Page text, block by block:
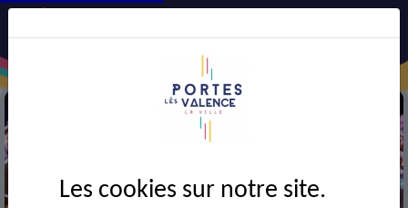
Les cookies sur notre site.